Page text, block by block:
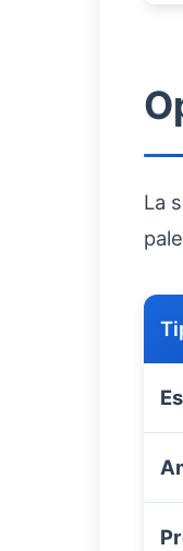
La